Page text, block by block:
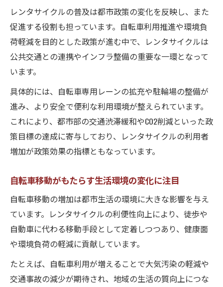
レンタサイクルの普及は都市政策の変化を反映し、また
促進する役割も担っています。自転車利用推進や環境負
荷軽減を目的とした政策が進む中で、レンタサイクルは
公共交通との連携やインフラ整備の重要な一環となって
います。
具体的には、自転車専用レーンの拡充や駐輪場の整備が
進み、より安全で便利な利用環境が整えられています。
これにより、都市部の交通渋滞緩和やCO2削減といった政
策目標の達成に寄与しており、レンタサイクルの利用者
増加が政策効果の指標ともなっています。
自転車移動がもたらす生活環境の変化に注目
自転車移動の増加は都市生活の環境に大きな影響を与え
ています。レンタサイクルの利便性向上により、徒歩や
自動車に代わる移動手段として定着しつつあり、健康面
や環境負荷の軽減に貢献しています。
たとえば、自転車利用が増えることで大気汚染の軽減や
交通事故の減少が期待され、地域の生活の質向上につな